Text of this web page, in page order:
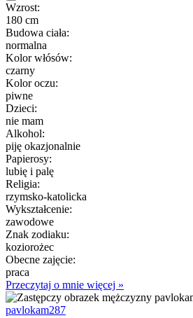
Wzrost:
180 cm
Budowa ciała:
normalna
Kolor włósów:
czarny
Kolor oczu:
piwne
Dzieci:
nie mam
Alkohol:
piję okazjonalnie
Papierosy:
lubię i palę
Religia:
rzymsko-katolicka
Wykształcenie:
zawodowe
Znak zodiaku:
koziorożec
Obecne zajęcie:
praca
Przeczytaj o mnie więcej »
pavlokam287